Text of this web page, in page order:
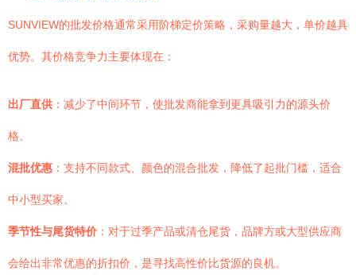
SUNVIEW的批发价格通常采用阶梯定价策略，采购量越大，单价越具
优势。其价格竞争力主要体现在：
出厂直供 ：减少了中间环节，使批发商能拿到更具吸引力的源头价
格。
混批优惠 ：支持不同款式、颜色的混合批发，降低了起批门槛，适合
中小型买家。
季节性与尾货特价 ：对于过季产品或清仓尾货，品牌方或大型供应商
会给出非常优惠的折扣价，是寻找高性价比货源的良机。